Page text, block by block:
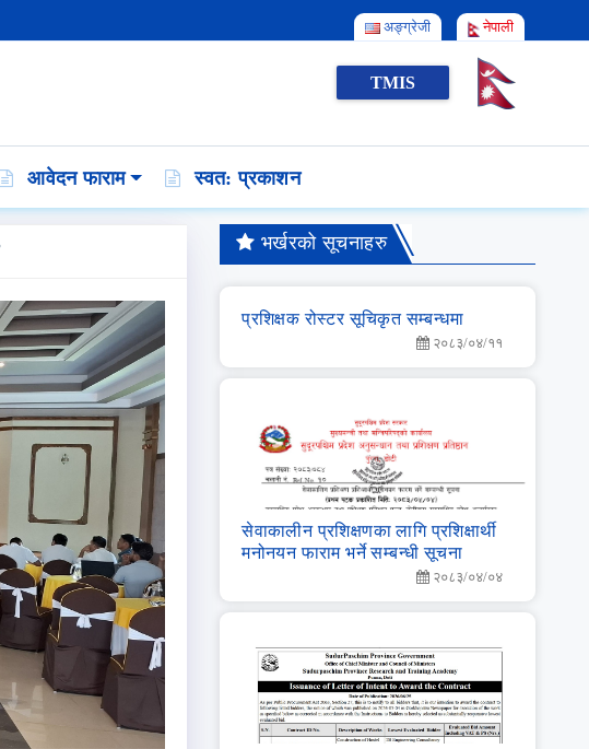
अङ्ग्रेजी नेपाली
TMIS
आवेदन फाराम स्वत: प्रकाशन
भर्खरको सूचनाहरु
प्रशिक्षक रोस्टर सूचिकृत सम्बन्धमा
२०८३/०४/११
सेवाकालीन प्रशिक्षणका लागि प्रशिक्षार्थी
मनोनयन फाराम भर्ने सम्बन्धी सूचना
२०८३/०४/०४